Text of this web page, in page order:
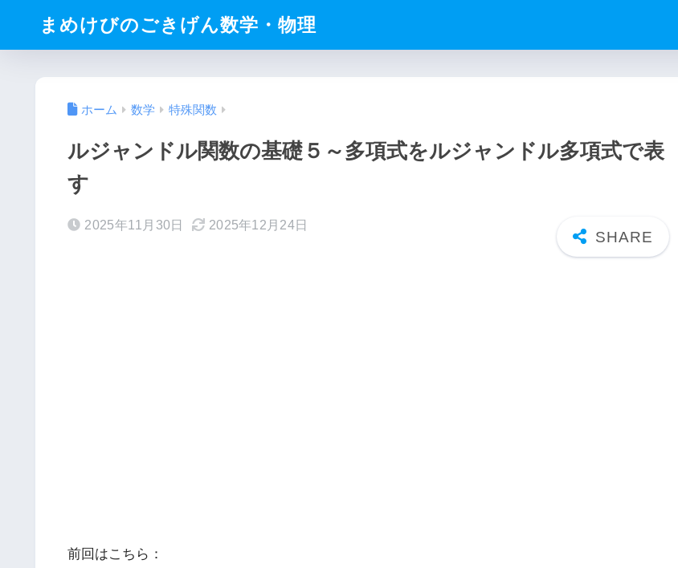
まめけびのごきげん数学・物理
ホーム 数学 特殊関数
ルジャンドル関数の基礎５～多項式をルジャンドル多項式で表
す
2025年11月30日 2025年12月24日
前回はこちら：